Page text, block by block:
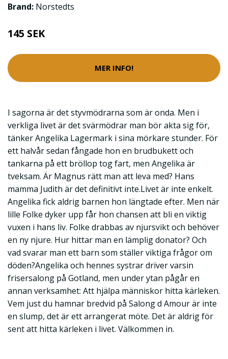
Brand: Norstedts
145 SEK
MER INFO!
I sagorna är det styvmödrarna som är onda. Men i
verkliga livet är det svärmödrar man bör akta sig för,
tänker Angelika Lagermark i sina mörkare stunder. För
ett halvår sedan fångade hon en brudbukett och
tankarna på ett bröllop tog fart, men Angelika är
tveksam. Är Magnus rätt man att leva med? Hans
mamma Judith är det definitivt inte.Livet är inte enkelt.
Angelika fick aldrig barnen hon längtade efter. Men när
lille Folke dyker upp får hon chansen att bli en viktig
vuxen i hans liv. Folke drabbas av njursvikt och behöver
en ny njure. Hur hittar man en lämplig donator? Och
vad svarar man ett barn som ställer viktiga frågor om
döden?Angelika och hennes systrar driver varsin
frisersalong på Gotland, men under ytan pågår en
annan verksamhet: Att hjälpa människor hitta kärleken.
Vem just du hamnar bredvid på Salong d Amour är inte
en slump, det är ett arrangerat möte. Det är aldrig för
sent att hitta kärleken i livet. Välkommen in.